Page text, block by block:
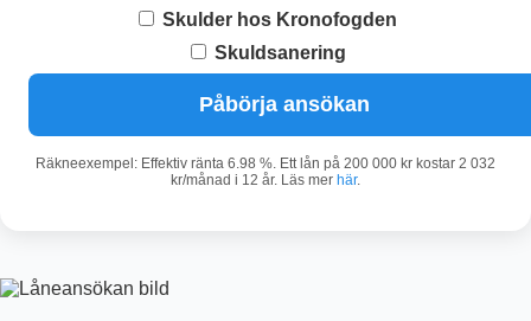
Skulder hos Kronofogden
Skuldsanering
Påbörja ansökan
Räkneexempel: Effektiv ränta 6.98 %. Ett lån på 200 000 kr kostar 2 032
kr/månad i 12 år. Läs mer här.